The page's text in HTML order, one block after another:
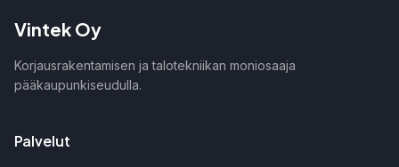
Vintek Oy
Korjausrakentamisen ja talotekniikan moniosaaja
pääkaupunkiseudulla.
Palvelut